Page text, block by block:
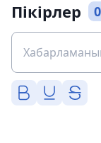
Пікірлер 0